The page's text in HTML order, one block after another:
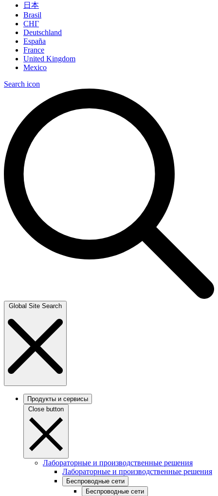
日本
Brasil
СНГ
Deutschland
España
France
United Kingdom
Mexico
Search icon
Global Site Search
Продукты и сервисы
Close button
Лабораторные и производственные решения
Лабораторные и производственные решения
Беспроводные сети
Беспроводные сети